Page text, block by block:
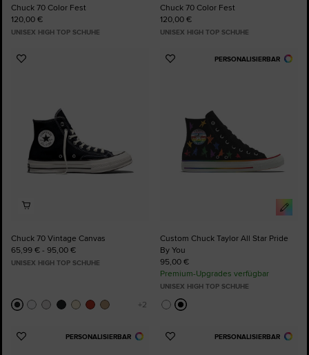
Chuck 70 Color Fest
120,00 €
UNISEX HIGH TOP SCHUHE
Chuck 70 Color Fest
120,00 €
UNISEX HIGH TOP SCHUHE
Zu
Chuck 70 Vintage Canvas
65,99 € - 95,00 €
UNISEX HIGH TOP SCHUHE
PERSONALISIERBAR
Zu
Custom Chuck Taylor All Star Pride
By You
95,00 €
Premium-Upgrades verfügbar
UNISEX HIGH TOP SCHUHE
PERSONALISIERBAR
Zu
PERSONALISIERBAR
Zu